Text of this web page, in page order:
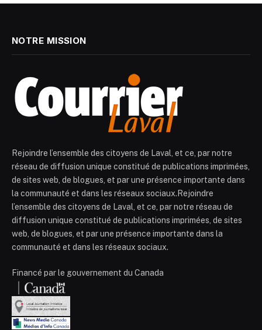
NOTRE MISSION
Rejoindre l’ensemble des citoyens de Laval, et ce, par notre
réseau de diffusion unique constitué de publications imprimées,
de sites web, de blogues, et par une présence importante dans
la communauté et dans les réseaux sociaux.Rejoindre
l’ensemble des citoyens de Laval, et ce, par notre réseau de
diffusion unique constitué de publications imprimées, de sites
web, de blogues, et par une présence importante dans la
communauté et dans les réseaux sociaux.
Financé par le gouvernement du Canada